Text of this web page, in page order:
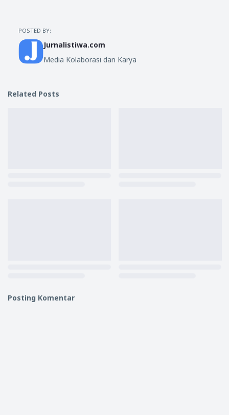
POSTED BY:
Jurnalistiwa.com
Media Kolaborasi dan Karya
Related Posts
Posting Komentar